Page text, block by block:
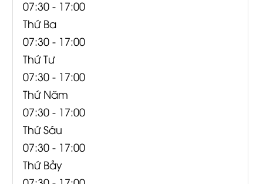
07:30 - 17:00
Thứ Ba
07:30 - 17:00
Thứ Tư
07:30 - 17:00
Thứ Năm
07:30 - 17:00
Thứ Sáu
07:30 - 17:00
Thứ Bảy